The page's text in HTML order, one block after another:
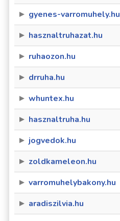
gyenes-varromuhely.hu
hasznaltruhazat.hu
ruhaozon.hu
drruha.hu
whuntex.hu
hasznaltruha.hu
jogvedok.hu
zoldkameleon.hu
varromuhelybakony.hu
aradiszilvia.hu